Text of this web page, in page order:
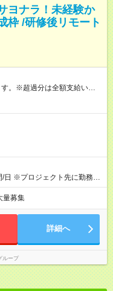
ヨナラ！未経験か
枠 /研修後リモート
。※超過分は全額支給いたし
みなし残業時間 12時間／月 -
≪経験者の方は以下と
当 ※固定残業代（30時間/6
加支給いたします 能力やス
の方は前給考慮も可能で
ています。 実際にほぼ全員
アップも目指せる環境で
分があります。 雇用形態：
230,000円以上 上記額にはみ
全額支給いたします。 みな
最大12ヶ月間）も、試用期
/日 ※プロジェクト先に勤務時
月10時間以内
量募集
詳細へ
ループ